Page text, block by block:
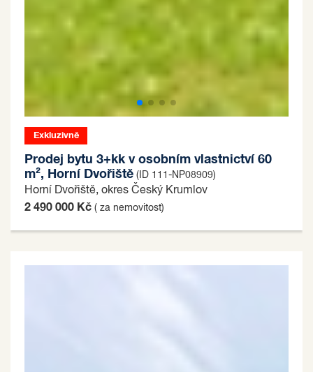
Exkluzivně
Prodej bytu 3+kk v osobním vlastnictví 60
m², Horní Dvořiště (ID 111-NP08909)
Horní Dvořiště, okres Český Krumlov
2 490 000 Kč ( za nemovitost)